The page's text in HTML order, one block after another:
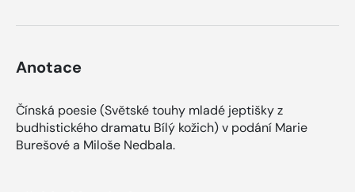
Anotace
Čínská poesie (Světské touhy mladé jeptišky z
budhistického dramatu Bílý kožich) v podání Marie
Burešové a Miloše Nedbala.